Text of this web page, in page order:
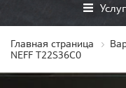
Главная страница
NEFF T22S36C0